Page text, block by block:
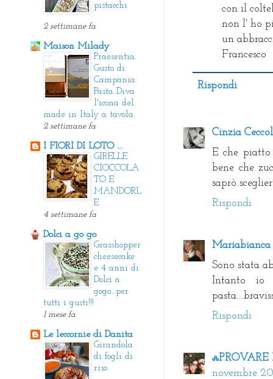
con il
non l' ho
un
Francesco
Rispondi
Cinzia
E che piatto
bene che
saprò
Rispondi
Mariabianca
Sono stata
Intanto io
Rispondi
ஃPROVARE
novembre
pistacchi
2 settimane fa
Maison Milady
Praesentia.
Gusto di
Campania:
Pasta Diva
l'icona del
made in Italy a tavola.
2 settimane fa
I FIORI DI LOTO ...
GIRELLE
CIOCCOLA
TO E
MANDORL
E
4 settimane fa
Dolci a go go
Grasshopper
cheesecake
e 4 anni di
Dolci a
gogo....per
tutti i gusti!!!
1 mese fa
Le leccornie di Danita
Girandola
di fogli di
riso